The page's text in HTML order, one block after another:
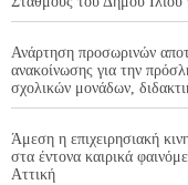
Ανάρτηση προσωρινών
ανακοίνωσης για την
σχολικών μονάδων,
Άμεση η επιχειρησιακή
στα έντονα καιρικά
Αττική